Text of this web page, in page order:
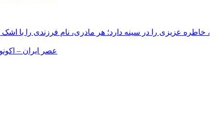
عزیزی را در سینه دارد؛ هر مادری، نام فرزندی را با
عصر ایران –